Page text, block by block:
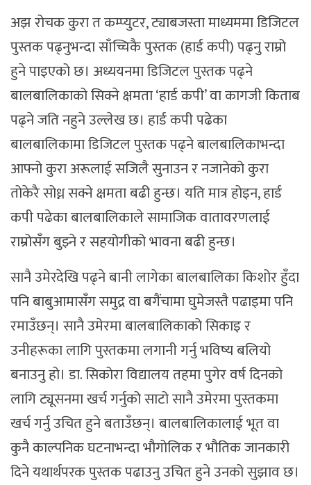
अझ रोचक कुरा त कम्प्युटर, ट्याबजस्ता माध्यममा डिजिटल
पुस्तक पढ्नुभन्दा साँच्चिकै पुस्तक (हार्ड कपी) पढ्नु राम्रो
हुने पाइएको छ। अध्ययनमा डिजिटल पुस्तक पढ्ने
बालबालिकाको सिक्ने क्षमता ‘हार्ड कपी’ वा कागजी किताब
पढ्ने जति नहुने उल्लेख छ। हार्ड कपी पढेका
बालबालिकामा डिजिटल पुस्तक पढ्ने बालबालिकाभन्दा
आफ्नो कुरा अरूलाई सजिलै सुनाउन र नजानेको कुरा
तोकेरै सोध्न सक्ने क्षमता बढी हुन्छ। यति मात्र होइन, हार्ड
कपी पढेका बालबालिकाले सामाजिक वातावरणलाई
राम्रोसँग बुझ्ने र सहयोगीको भावना बढी हुन्छ।
सानै उमेरदेखि पढ्ने बानी लागेका बालबालिका किशोर हुँदा
पनि बाबुआमासँग समुद्र वा बगैंचामा घुमेजस्तै पढाइमा पनि
रमाउँछन्। सानै उमेरमा बालबालिकाको सिकाइ र
उनीहरूका लागि पुस्तकमा लगानी गर्नु भविष्य बलियो
बनाउनु हो। डा. सिकोरा विद्यालय तहमा पुगेर वर्ष दिनको
लागि ट्यूसनमा खर्च गर्नुको साटो सानै उमेरमा पुस्तकमा
खर्च गर्नु उचित हुने बताउँछन्। बालबालिकालाई भूत वा
कुनै काल्पनिक घटनाभन्दा भौगोलिक र भौतिक जानकारी
दिने यथार्थपरक पुस्तक पढाउनु उचित हुने उनको सुझाव छ।